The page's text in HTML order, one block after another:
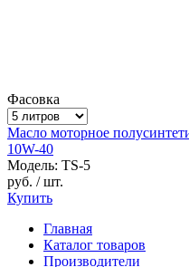
Фасовка
Масло моторное
10W-40
Модель: TS-5
руб. / шт.
Купить
Главная
Каталог товаров
Производители